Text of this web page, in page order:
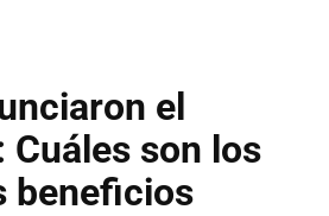
el
Cuáles son los
beneficios